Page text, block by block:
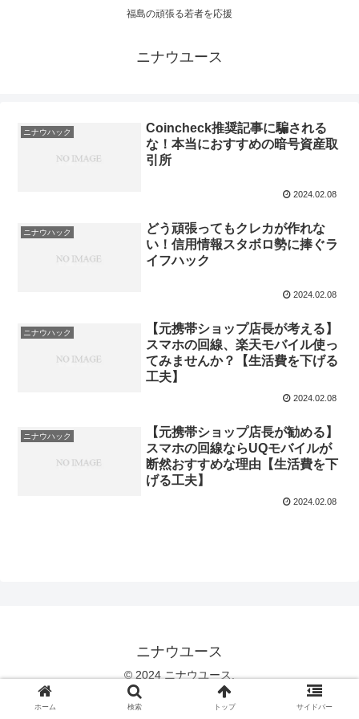
福島の頑張る若者を応援
ニナウユース
ニナウハック
Coincheck推奨記事に騙される
な！本当におすすめの暗号資産取
引所
2024.02.08
ニナウハック
どう頑張ってもクレカが作れな
い！信用情報スタボロ勢に捧ぐラ
イフハック
2024.02.08
ニナウハック
【元携帯ショップ店長が考える】
スマホの回線、楽天モバイル使っ
てみませんか？【生活費を下げる
工夫】
2024.02.08
ニナウハック
【元携帯ショップ店長が勧める】
スマホの回線ならUQモバイルが
断然おすすめな理由【生活費を下
げる工夫】
2024.02.08
ニナウユース
© 2024 ニナウユース.
ホーム 検索 トップ サイドバー